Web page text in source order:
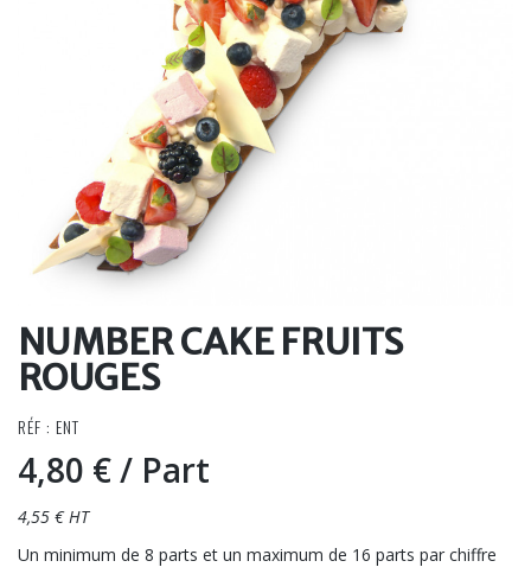
NUMBER CAKE FRUITS
ROUGES
RÉF : ENT
4,80 €/ Part
4,55 € HT
Un minimum de 8 parts et un maximum de 16 parts par chiffre